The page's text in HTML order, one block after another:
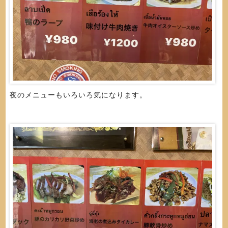
夜のメニューもいろいろ気になります。